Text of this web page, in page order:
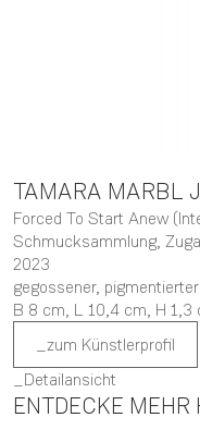
TAMARA MARBL
Forced To Start Anew
Schmucksammlung,
2023
gegossener,
B 8 cm, L 10,4 cm, H 1,3
zum Künstlerprofil
Detailansicht
ENTDECKE